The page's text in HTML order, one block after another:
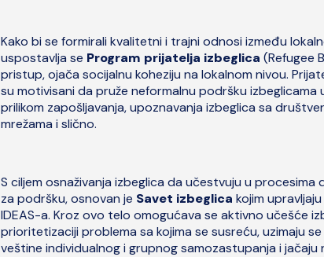
Kako bi se formirali kvalitetni i trajni odnosi između
uspostavlja se Program prijatelja izbeglica (Refugee
pristup, ojača socijalnu koheziju na lokalnom nivou.
su motivisani da pruže neformalnu podršku
prilikom zapošljavanja, upoznavanja izbeglica sa
mrežama i slično.
S ciljem osnaživanja izbeglica da učestvuju u procesima
za podršku, osnovan je Savet izbeglica kojim
IDEAS-a. Kroz ovo telo omogućava se aktivno učešće
prioritetizaciji problema sa kojima se susreću, uzimaju
veštine individualnog i grupnog samozastupanja i